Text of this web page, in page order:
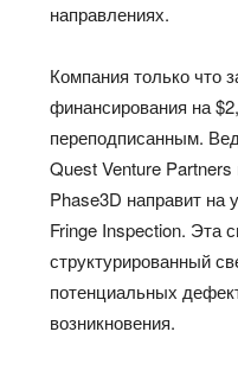
направлениях.
Компания только что
финансирования на
переподписанным.
Quest Venture
Phase3D направит на
Fringe Inspection. Эта
структурированный
потенциальных
возникновения.